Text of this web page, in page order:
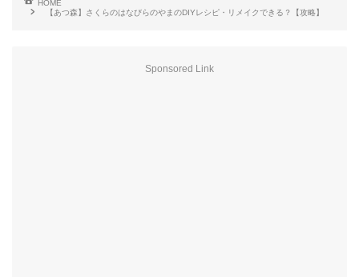
HOME
【あつ森】さくらのはなびらのやまのDIYレシピ・リメイクできる？【攻略】
Sponsored Link